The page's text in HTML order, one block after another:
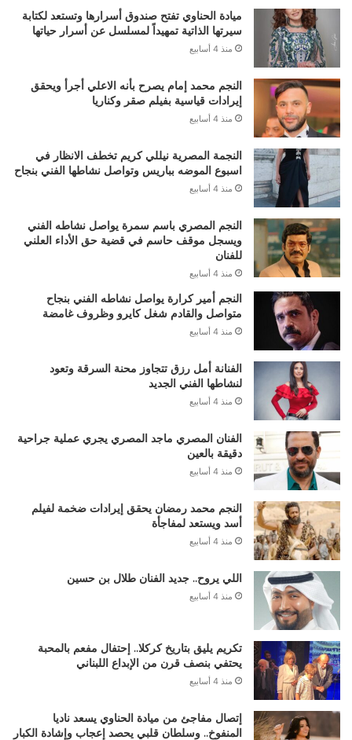
ميادة الحناوي تفتح صندوق أسرارها وتستعد لكتابة
سيرتها الذاتية تمهيداً لمسلسل عن أسرار حياتها
منذ 4 أسابيع
النجم محمد إمام يصرح بأنه الاعلي أجرأ ويحقق
إيرادات قياسية بفيلم صقر وكناريا
منذ 4 أسابيع
النجمة المصرية نيللي كريم تخطف الانظار في
اسبوع الموضه بباريس وتواصل نشاطها الفني بنجاح
منذ 4 أسابيع
النجم المصري باسم سمرة يواصل نشاطه الفني
ويسجل موقف حاسم في قضية حق الأداء العلني
للفنان
منذ 4 أسابيع
النجم أمير كرارة يواصل نشاطه الفني بنجاح
متواصل والقادم شغل كايرو وظروف غامضة
منذ 4 أسابيع
الفنانة أمل رزق تتجاوز محنة السرقة وتعود
لنشاطها الفني الجديد
منذ 4 أسابيع
الفنان المصري ماجد المصري يجري عملية جراحية
دقيقة بالعين
منذ 4 أسابيع
النجم محمد رمضان يحقق إيرادات ضخمة لفيلم
أسد ويستعد لمفاجأة
منذ 4 أسابيع
اللي يروح.. جديد الفنان طلال بن حسين
منذ 4 أسابيع
تكريم يليق بتاريخ كركلا.. إحتفال مفعم بالمحبة
يحتفي بنصف قرن من الإبداع اللبناني
منذ 4 أسابيع
إتصال مفاجئ من ميادة الحناوي يسعد ناديا
المنفوخ.. وسلطان قلبي يحصد إعجاب وإشادة الكبار